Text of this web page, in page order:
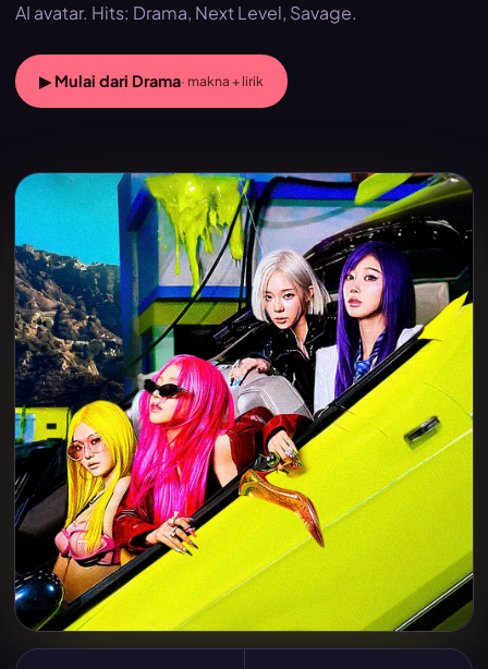
AI avatar. Hits: Drama, Next Level, Savage.
▶ Mulai dari Drama· makna + lirik